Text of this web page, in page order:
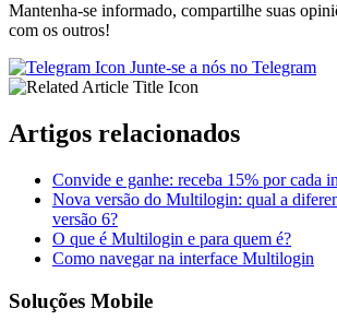
Mantenha-se informado, compartilhe suas
com os outros!
Junte-se a nós no Telegram
Artigos relacionados
Convide e ganhe: receba 15% por cada
Nova versão do Multilogin: qual a
versão 6?
O que é Multilogin e para quem é?
Como navegar na interface Multilogin
Soluções Mobile